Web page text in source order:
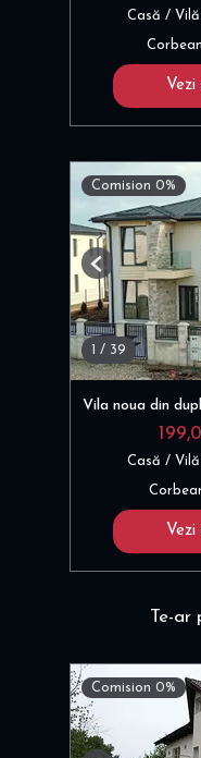
Casă /
Comision 0%
/ 39
Previous
Vila noua din
Casă /
Te-ar
Comision 0%